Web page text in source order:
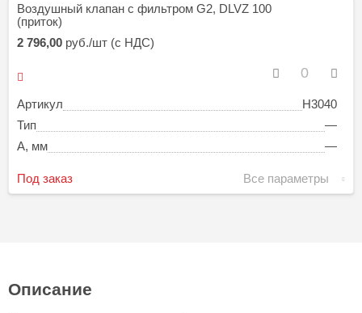
Воздушный клапан с фильтром G2, DLVZ 100
(приток)
Артикул
H3040
Тип
—
A, мм
—
2 796,00 руб./шт (с НДС)
Под заказ Все параметры
Описание